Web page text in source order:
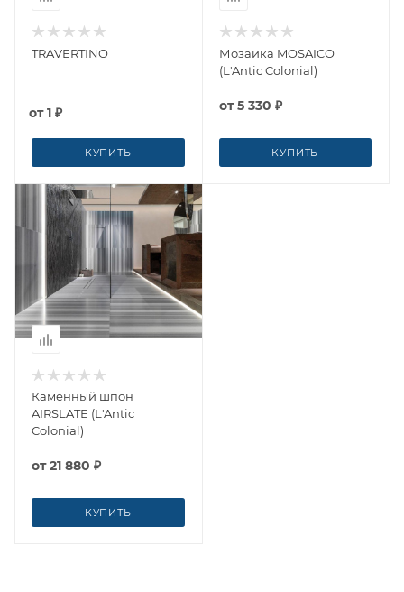
TRAVERTINO
от1 ₽
КУПИТЬ
Мозаика MOSAICO
(L'Antic Colonial)
от5 330 ₽
КУПИТЬ
Каменный шпон
AIRSLATE (L'Antic
Colonial)
от21 880 ₽
КУПИТЬ